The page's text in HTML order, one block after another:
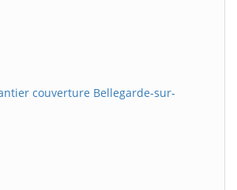
couverture Bellegarde-sur-